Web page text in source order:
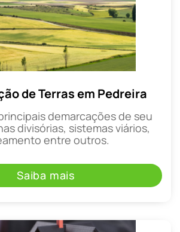
de Terras em Pedreira
demarcações de seu
divisórias, sistemas viários,
entre outros.
Saiba mais